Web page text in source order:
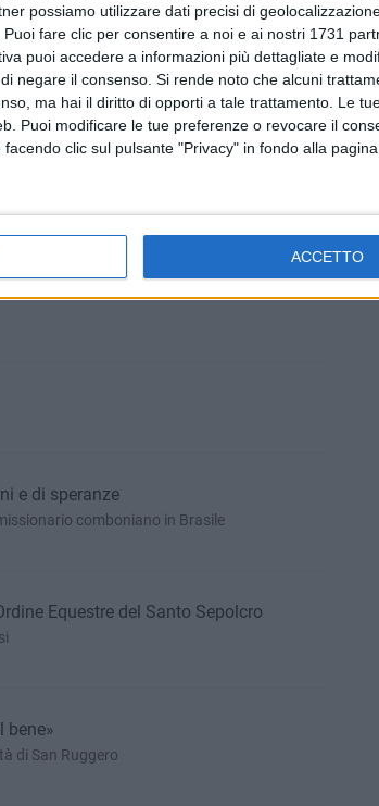
possiamo utilizzare dati precisi di
fare clic per consentire a noi e ai nostri 1731
puoi accedere a informazioni più dettagliate e
negare il consenso. Si rende noto che alcuni
ma hai il diritto di opporti a tale trattamento. Le
Puoi modificare le tue preferenze o revocare il
clic sul pulsante "Privacy" in fondo alla pagina
ACCETTO
dell'arcivescovo Pichierri
Saverio Paolillo
e di speranze
comboniano in Brasile
Equestre del Santo Sepolcro
bene»
di San Ruggero